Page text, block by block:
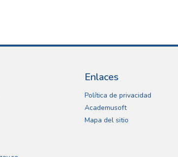
Enlaces
Política de privacidad
Academusoft
Mapa del sitio